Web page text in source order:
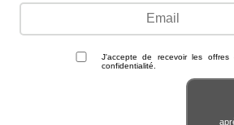
J'accepte de recevoir les
confidentialité.